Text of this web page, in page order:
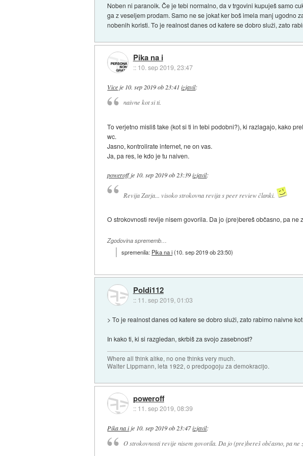
Noben ni paranoik. Če je tebi normalno, da v trgovini kupuješ samo
ga z veseljem prodam. Samo ne se jokat ker boš imela manj ugodno
nobenih koristi. To je realnost danes od katere se dobro služi, zato
Pika na i
:: 10. sep 2019, 23:47
Vice je 10. sep 2019 ob 23:41 izjavil:
naivne kot si ti.
To verjetno misliš take (kot si ti in tebi podobni?), ki razlagajo, kako
wc.
Jasno, kontrolirate internet, ne on vas.
Ja, pa res, le kdo je tu naiven.
poweroffje 10. sep 2019 ob 23:39 izjavil:
Revija Zarja... visoko strokovna revija s peer review članki.
O strokovnosti revije nisem govorila. Da jo (pre)bereš občasno, pa ne
Zgodovina sprememb…
spremenila: Pika na i(10. sep 2019 ob 23:50)
Poldi112
:: 11. sep 2019, 01:03
> To je realnost danes od katere se dobro služi, zato rabimo naivne
In kako ti, ki si razgledan, skrbiš za svojo zasebnost?
Where all think alike, no one thinks very much.
Walter Lippmann, leta 1922, o predpogoju za demokracijo.
poweroff
:: 11. sep 2019, 08:39
Pika na ije 10. sep 2019 ob 23:47izjavil:
O strokovnosti revije nisem govorila. Da jo (pre)bereš občasno, pa ne